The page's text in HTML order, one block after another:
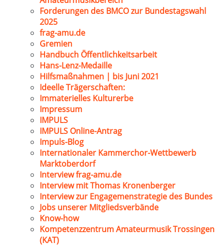
Forderungen des BMCO zur Bundestagswahl
2025
frag-amu.de
Gremien
Handbuch Öffentlichkeitsarbeit
Hans-Lenz-Medaille
Hilfsmaßnahmen | bis Juni 2021
Ideelle Trägerschaften:
Immaterielles Kulturerbe
Impressum
IMPULS
IMPULS Online-Antrag
Impuls-Blog
Internationaler Kammerchor-Wettbewerb
Marktoberdorf
Interview frag-amu.de
Interview mit Thomas Kronenberger
Interview zur Engagemenstrategie des Bundes
Jobs unserer Mitgliedsverbände
Know-how
Kompetenzzentrum Amateurmusik Trossingen
(KAT)